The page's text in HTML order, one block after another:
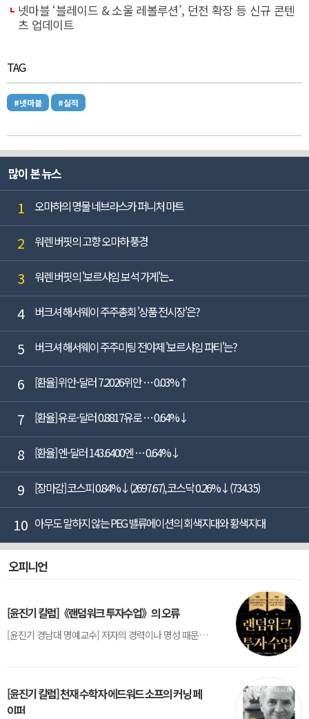
넷마블 ‘블레이드 & 소울 레볼루션’, 던전 확장 등 신규 콘텐
츠 업데이트
TAG
#넷마블 #실적
많이 본 뉴스
1 오마하의 명물 네브라스카 퍼니처 마트
2 워렌 버핏의 고향 오마하 풍경
3 워렌 버핏의 '보르샤임 보석 가게'는...
4 버크셔 해서웨이 주주총회 '상품 전시장'은?
5 버크셔 해서웨이 주주미팅 전야제 '보르샤임 파티'는?
6 [환율] 위안-달러 7.2026위안 … 0.03%↑
7 [환율] 유로-달러 0.8817유로 … 0.64%↓
8 [환율] 엔-달러 143.6400엔 … 0.64%↓
9 [장마감] 코스피 0.84%↓(2697.67), 코스닥 0.26%↓(734.35)
10 아무도 말하지 않는 PEG 밸류에이션의 회색지대와 황색지대
오피니언
[윤진기 칼럼]《랜덤워크 투자수업》의 오류
[윤진기 경남대 명예교수] 저자의 경력이나 명성 때문인지 2020년에 번역 출판된 《랜덤워크 투자수업》(A Random Walk Down Wall Street) 12판은 표지부터가 거창하다. ‘45년간 12번 개정하며 철저히 검증한 투자서’, ‘전문가 부럽지 않은 투자 감각을 길러주는 위대한 투자지침서’ 라는 은빛 광고문구로 독자를 유혹한다.[1] 출판 50주...
[윤진기 칼럼] 천재 수학자 에드워드 소프의 커닝 페
이퍼